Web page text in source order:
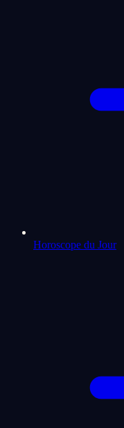
Horoscope du Jour